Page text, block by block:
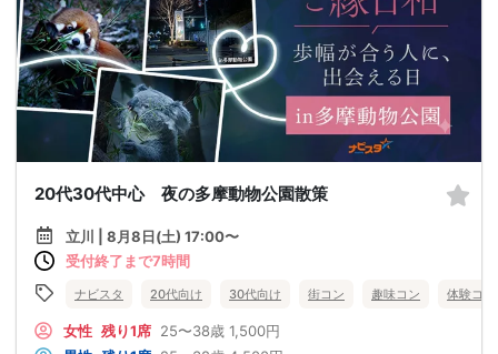
20代30代中心 夜の多摩動物公園散策
立川 | 8月8日(土) 17:00〜
受付終了まで7時間
ナビスタ 20代向け 30代向け 街コン 趣味コン 体験コン
女性 残り1席 25〜38歳 1,500円